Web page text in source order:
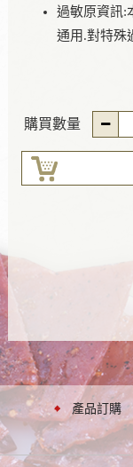
過敏原資訊:
通用.對特殊
購買數量
產品訂購